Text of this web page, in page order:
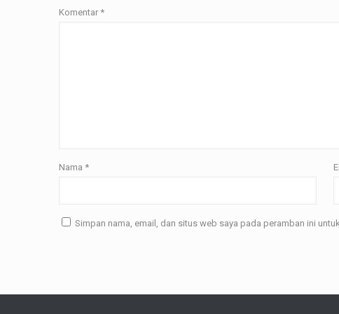
Komentar *
Nama *
Simpan nama, email, dan situs web saya pada peramban ini